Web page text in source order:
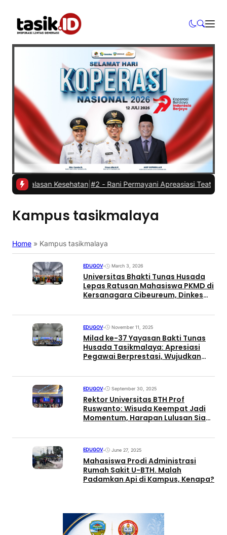
alasan Kesehatan|#2 -Rani Permayani Apreasiasi Teater Gawe
Kampus tasikmalaya
Home » Kampus tasikmalaya
EDUGOV• March 3, 2026
Universitas Bhakti Tunas Husada
Lepas Ratusan Mahasiswa PKMD di
Kersanagara Cibeureum, Dinkes
EDUGOV• November 11, 2025
Milad ke-37 Yayasan Bakti Tunas
Husada Tasikmalaya: Apresiasi
Pegawai Berprestasi, Wujudkan
Keberlanjutan
EDUGOV• September 30, 2025
Rektor Universitas BTH Prof
Ruswanto: Wisuda Keempat Jadi
Momentum, Harapan Lulusan Siap
EDUGOV• June 27, 2025
Mahasiswa Prodi Administrasi
Rumah Sakit U-BTH. Malah
Padamkan Api di Kampus, Kenapa?